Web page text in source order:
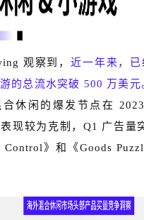
观察到，近一年来，
的总流水突破 500 万美元
合休闲的爆发节点在
现较为克制，Q1 广告量
Control》和《Goods